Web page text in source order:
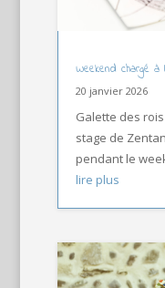
Weekend chargé à
20 janvier 2026
Galette des
stage de
pendant le
lire plus